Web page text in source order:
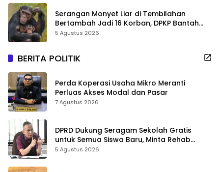
Serangan Monyet Liar di Tembilahan
Bertambah Jadi 16 Korban, DPKP Bantah
Video Gerombolan Viral
5 Agustus 2026
BERITA POLITIK
Perda Koperasi Usaha Mikro Meranti
Perluas Akses Modal dan Pasar
7 Agustus 2026
DPRD Dukung Seragam Sekolah Gratis
untuk Semua Siswa Baru, Minta Rehab
Sekolah Jangan Dikurangi
5 Agustus 2026